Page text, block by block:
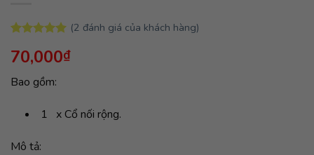
dựa trên
đánh giá
(2 đánh giá của khách hàng)
70,000₫
Bao gồm:
1 x Cổ nối rộng.
Mô tả: